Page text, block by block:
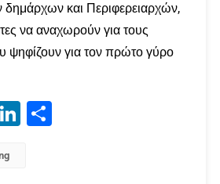
δημάρχων και Περιφερειαρχών,
να αναχωρούν για τους
ψηφίζουν για τον πρώτο γύρο
LinkedIn